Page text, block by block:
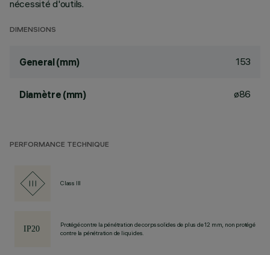
nécessité d'outils.
DIMENSIONS
General (mm) 153
Diamètre (mm) ø86
PERFORMANCE TECHNIQUE
Class III
Protégé contre la pénétration de corps solides de plus de 12 mm, non protégé
contre la pénétration de liquides.